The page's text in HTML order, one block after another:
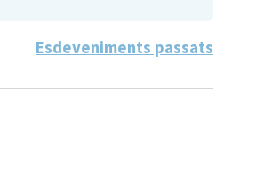
Esdeveniments passats